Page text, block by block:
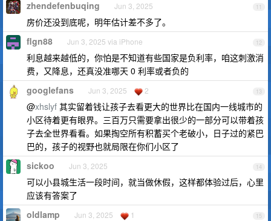
11
zhendefenbuqing Jun 3, 2025
房价还没到底呢，明年估计差不多了。
12
flgn88 Jun 3, 2025 via iPhone
利息越来越低的，你怕是不知道有些国家是负利率，咱这刺激消
费，又降息，还真没准哪天 0 利率或者负的
13
googlefans Jun 3, 2025 2
@xhslyf 其实留着钱让孩子去看更大的世界比在国内一线城市的
小区待着更有眼界。三百万只需要拿出很少的一部分可以带着孩
子去全世界看看。如果掏空所有积蓄买个老破小，日子过的紧巴
巴的，孩子的视野也就局限在你们小区了
14
sickoo Jun 3, 2025
可以小县城生活一段时间，就当做休假，这样都体验过后，心里
应该有答案了
15
oldlamp Jun 3, 2025 1